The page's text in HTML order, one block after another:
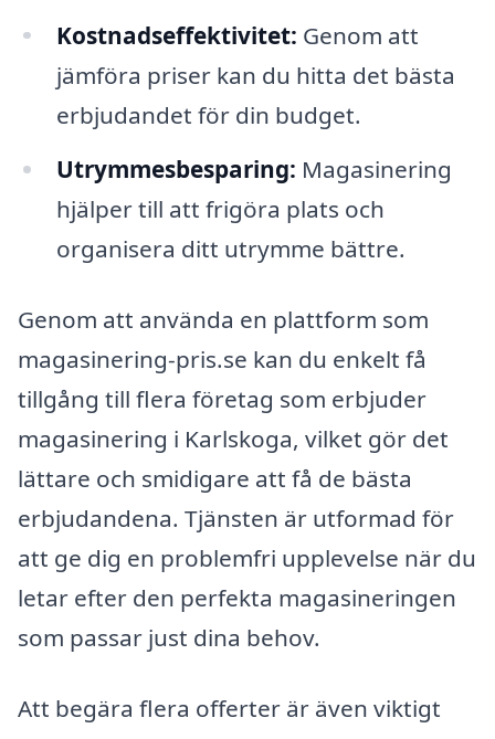
Kostnadseffektivitet: Genom att
jämföra priser kan du hitta det bästa
erbjudandet för din budget.
Utrymmesbesparing: Magasinering
hjälper till att frigöra plats och
organisera ditt utrymme bättre.
Genom att använda en plattform som
magasinering-pris.se kan du enkelt få
tillgång till flera företag som erbjuder
magasinering i Karlskoga, vilket gör det
lättare och smidigare att få de bästa
erbjudandena. Tjänsten är utformad för
att ge dig en problemfri upplevelse när du
letar efter den perfekta magasineringen
som passar just dina behov.
Att begära flera offerter är även viktigt